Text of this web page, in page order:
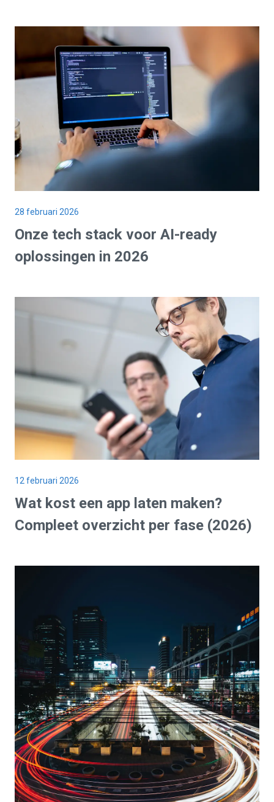
28 februari 2026
Onze tech stack voor AI-ready
oplossingen in 2026
12 februari 2026
Wat kost een app laten maken?
Compleet overzicht per fase (2026)